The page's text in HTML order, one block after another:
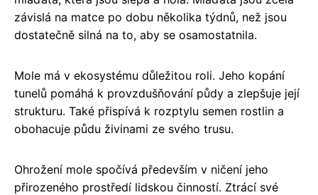
závislá na matce po dobu několika týdnů, než jsou
dostatečně silná na to, aby se osamostatnila.
Mole má v ekosystému důležitou roli. Jeho kopání
tunelů pomáhá k provzdušňování půdy a zlepšuje její
strukturu. Také přispívá k rozptylu semen rostlin a
obohacuje půdu živinami ze svého trusu.
Ohrožení mole spočívá především v ničení jeho
přirozeného prostředí lidskou činností. Ztrácí své